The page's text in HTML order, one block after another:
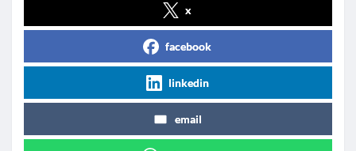
x
facebook
linkedin
email